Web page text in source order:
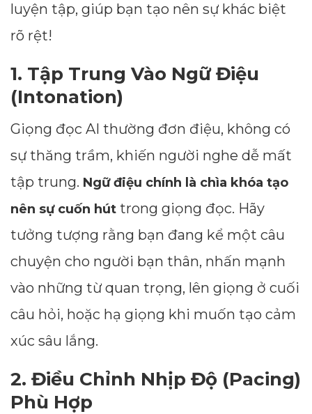
luyện tập, giúp bạn tạo nên sự khác biệt
rõ rệt!
1. Tập Trung Vào Ngữ Điệu
(Intonation)
Giọng đọc AI thường đơn điệu, không có
sự thăng trầm, khiến người nghe dễ mất
tập trung. Ngữ điệu chính là chìa khóa tạo
nên sự cuốn hút trong giọng đọc. Hãy
tưởng tượng rằng bạn đang kể một câu
chuyện cho người bạn thân, nhấn mạnh
vào những từ quan trọng, lên giọng ở cuối
câu hỏi, hoặc hạ giọng khi muốn tạo cảm
xúc sâu lắng.
2. Điều Chỉnh Nhịp Độ (Pacing)
Phù Hợp